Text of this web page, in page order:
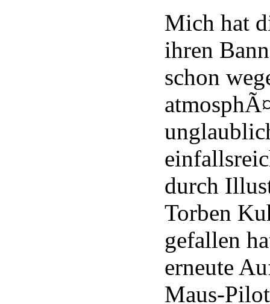
Mich hat
ihren
schon
durch
Torben
gefallen
erneute
Maus-